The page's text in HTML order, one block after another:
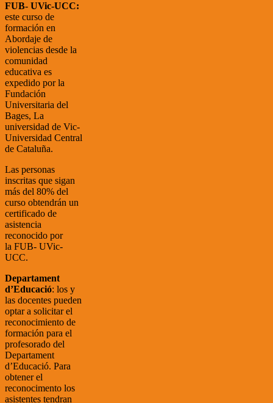
FUB- UVic-UCC:
este curso de
formación en
Abordaje de
violencias desde la
comunidad
educativa es
expedido por la
Fundación
Universitaria del
Bages, La
universidad de Vic-
Universidad Central
de Cataluña.
Las personas
inscritas que sigan
más del 80% del
curso obtendrán un
certificado de
asistencia
reconocido por
la FUB- UVic-
UCC.
Departament
d’Educació: los y
las docentes pueden
optar a solicitar el
reconocimiento de
formación para el
profesorado del
Departament
d’Educació. Para
obtener el
reconocimento los
asistentes tendran